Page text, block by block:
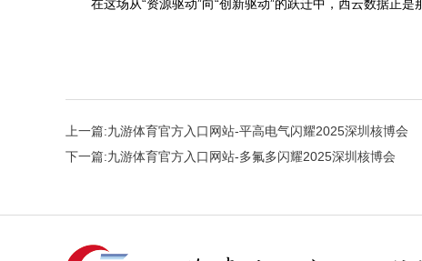
在这场从“资源驱动”向“创新驱动”的跃迁中，西云数据正
上一篇:九游体育官方入口网站-平高电气闪耀2025深圳核博会
下一篇:九游体育官方入口网站-多氟多闪耀2025深圳核博会